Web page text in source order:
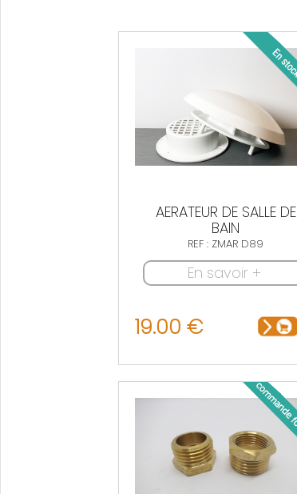
AERATEUR DE SALLE DE
BAIN
REF : ZMAR D89
En savoir +
19.00 €